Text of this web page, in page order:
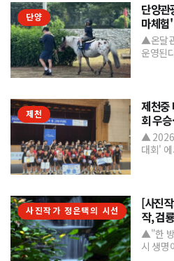
단양
단양관
마체
▲온달
운영된
제천
제천중
회 우
▲ 2026
대회'
사진작가 정은택의 시선
[사진
작, 검
▲"한 방
시 생명